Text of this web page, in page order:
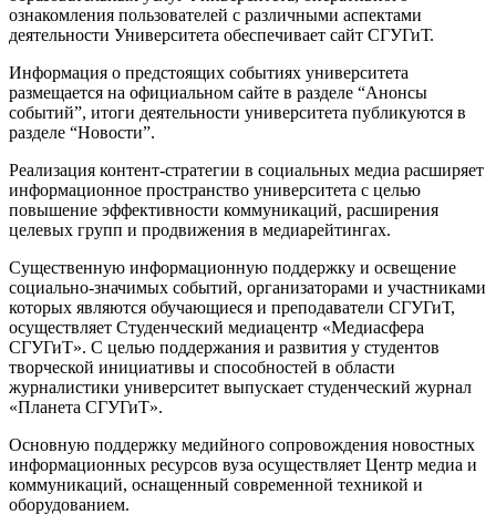
ознакомления пользователей с различными аспектами
деятельности Университета обеспечивает сайт СГУГиТ.
Информация о предстоящих событиях университета
размещается на официальном сайте в разделе “Анонсы
событий”, итоги деятельности университета публикуются в
разделе “Новости”.
Реализация контент-стратегии в социальных медиа расширяет
информационное пространство университета с целью
повышение эффективности коммуникаций, расширения
целевых групп и продвижения в медиарейтингах.
Существенную информационную поддержку и освещение
социально-значимых событий, организаторами и участниками
которых являются обучающиеся и преподаватели СГУГиТ,
осуществляет Студенческий медиацентр «Медиасфера
СГУГиТ». С целью поддержания и развития у студентов
творческой инициативы и способностей в области
журналистики университет выпускает студенческий журнал
«Планета СГУГиТ».
Основную поддержку медийного сопровождения новостных
информационных ресурсов вуза осуществляет Центр медиа и
коммуникаций, оснащенный современной техникой и
оборудованием.